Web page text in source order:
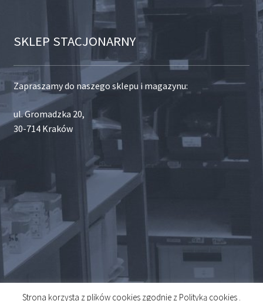
SKLEP STACJONARNY
Zapraszamy do naszego sklepu i magazynu:
ul. Gromadzka 20,
30-714 Kraków
Strona korzysta z plików cookies zgodnie z Polityką cookies .